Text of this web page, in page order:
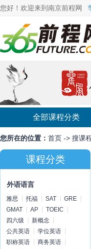
您好！欢迎来到南京前程网
全部课程分类
您所在的位置： 首页 -> 搜课
课程分类
外语语言
雅思 托福 SAT
GRE
GMAT
AP
TOEIC
四六级
新概念
公共英语
学位英语
职称英语
商务英语